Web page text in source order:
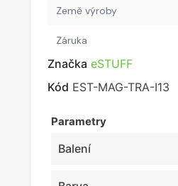
Země výroby
Záruka
Značka eSTUFF
Kód EST-MAG-TRA-I13
Parametry
Balení